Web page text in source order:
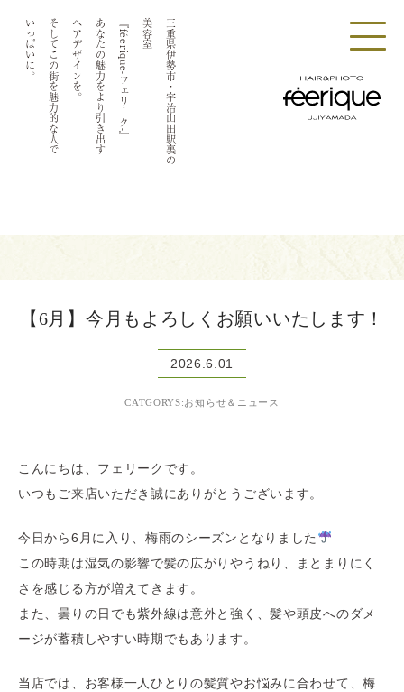
三重県伊勢市・宇治山田駅裏の
美容室
『féerique-フェリーク-』
あなたの魅力をより引き出す
ヘアデザインを。
そしてこの街を魅力的な人で
いっぱいに。
【6月】今月もよろしくお願いいたします！
2026.6.01
CATGORYS:お知らせ＆ニュース
こんにちは、フェリークです。
いつもご来店いただき誠にありがとうございます。
今日から6月に入り、梅雨のシーズンとなりました
この時期は湿気の影響で髪の広がりやうねり、まとまりにく
さを感じる方が増えてきます。
また、曇りの日でも紫外線は意外と強く、髪や頭皮へのダメ
ージが蓄積しやすい時期でもあります。
当店では、お客様一人ひとりの髪質やお悩みに合わせて、梅